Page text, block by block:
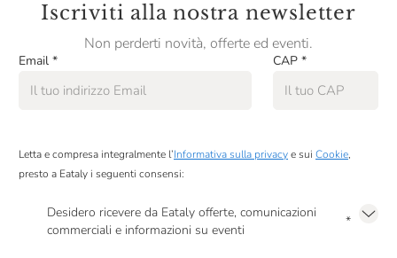
Iscriviti alla nostra newsletter
Non perderti novità, offerte ed eventi.
Email * CAP *
Letta e compresa integralmente l’Informativa sulla privacye sui Cookie,
presto a Eataly i seguenti consensi:
Desidero ricevere da Eataly offerte, comunicazioni
commerciali e informazioni su eventi
*